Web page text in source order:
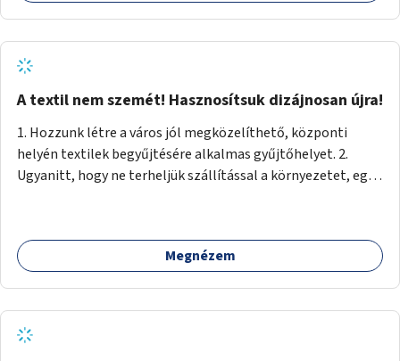
A textil nem szemét! Hasznosítsuk dizájnosan újra!
1. Hozzunk létre a város jól megközelíthető, központi
helyén textilek begyűjtésére alkalmas gyűjtőhelyet. 2.
Ugyanitt, hogy ne terheljük szállítással a környezetet, egy
Ugyanitt egy utcára nyíló bemutatótermet és üzletet, ahol
az elkészült termékek megnézhetők, megvásárolhatók.
még használható darabokat értékesíteni lehet az
üzletben.) 3. A textilek darabolása kisebb-nagyobb
Megnézem